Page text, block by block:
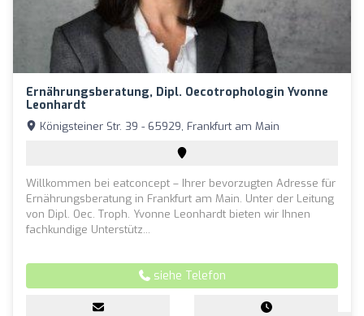
Ernährungsberatung, Dipl. Oecotrophologin Yvonne
Leonhardt
Königsteiner Str. 39 - 65929, Frankfurt am Main
Willkommen bei eatconcept – Ihrer bevorzugten Adresse für
Ernährungsberatung in Frankfurt am Main. Unter der Leitung
von Dipl. Oec. Troph. Yvonne Leonhardt bieten wir Ihnen
fachkundige Unterstütz...
siehe Telefon